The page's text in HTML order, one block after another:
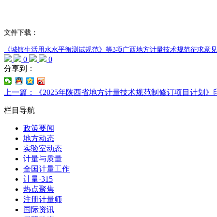
文件下载：
《城镇生活用水水平衡测试规范》等3项广西地方计量技术规范征求意
0
0
分享到：
上一篇：《2025年陕西省地方计量技术规范制修订项目计划》
栏目导航
政策要闻
地方动态
实验室动态
计量与质量
全国计量工作
计量·315
热点聚焦
注册计量师
国际资讯